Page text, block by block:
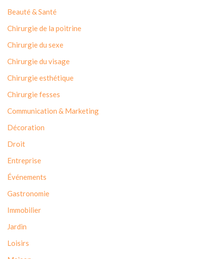
Beauté & Santé
Chirurgie de la poitrine
Chirurgie du sexe
Chirurgie du visage
Chirurgie esthétique
Chirurgie fesses
Communication & Marketing
Décoration
Droit
Entreprise
Événements
Gastronomie
Immobilier
Jardin
Loisirs